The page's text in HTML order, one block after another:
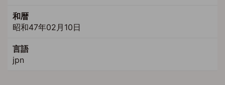
和暦
昭和47年02月10日
言語
jpn